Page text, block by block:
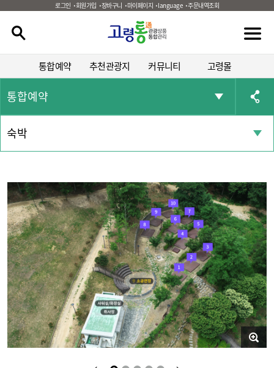
로그인 회원가입 장바구니 마이페이지 language 주문내역조회
통합예약 추천관광지 커뮤니티 고령몰
통합예약
숙박